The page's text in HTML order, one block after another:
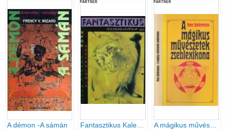
A démon -A sámán
PARTNER
Fantasztikus Kalendárium 1992 - Ufók, Fekete mágia, asztrológia
PARTNER
A mágikus művészetek zseblexikona (Az ókortól a 19. századig)